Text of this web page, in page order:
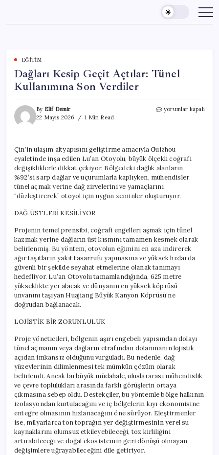
content
EĞITIM
Dağları Kesip Geçit Açtılar: Tünel
Kullanımına Son Verdiler
By Elif Demir
22 Mayıs 2026
1 Min Read
Dağları
Kullanımına
Son
Verdiler
için
yorumlar kapalı
Çin’in ulaşım altyapısını geliştirme amacıyla Guizhou
eyaletinde inşa edilen Lu’an Otoyolu, büyük ölçekli coğrafi
değişikliklerle dikkat çekiyor. Bölgedeki dağlık alanların
%92’si sarp dağlar ve uçurumlarla kaplıyken, mühendisler
tünel açmak yerine dağ zirvelerini ve yamaçlarını
“düzleştirerek” otoyol için uygun zeminler oluşturuyor.
DAĞ ÜSTLERİ KESİLİYOR
Projenin temel prensibi, coğrafi engelleri aşmak için tünel
kazmak yerine dağların üst kısmını tamamen kesmek olarak
belirlenmiş. Bu yöntem, otoyolun eğimini en aza indirerek
ağır taşıtların yakıt tasarrufu yapmasına ve yüksek hızlarda
güvenli bir şekilde seyahat etmelerine olanak tanımayı
hedefliyor. Lu’an Otoyolu tamamlandığında, 625 metre
yükseklikte yer alacak ve dünyanın en yüksek köprüsü
unvanını taşıyan Huajiang Büyük Kanyon Köprüsü’ne
doğrudan bağlanacak.
LOJİSTİK BİR ZORUNLULUK
Proje yöneticileri, bölgenin aşırı engebeli yapısından dolayı
tünel açmanın veya dağların etrafından dolanmanın lojistik
açıdan imkansız olduğunu vurguladı. Bu nedenle, dağ
yüzeylerinin dilimlenmesi tek mümkün çözüm olarak
belirlendi. Ancak bu büyük müdahale, uluslararası mühendislik
ve çevre toplulukları arasında farklı görüşlerin ortaya
çıkmasına sebep oldu. Destekçiler, bu yöntemle bölge halkının
izolasyondan kurtulacağını ve iç bölgelerin kıyı ekonomisine
entegre olmasının hızlanacağını öne sürüyor. Eleştirmenler
ise, milyarlarca ton toprağın yer değiştirmesinin yerel su
kaynaklarını olumsuz etkileyebileceği, toz kirliliğini
artırabileceği ve doğal ekosistemin geri dönüşü olmayan
değişimlere uğrayabileceğini dile getiriyor.